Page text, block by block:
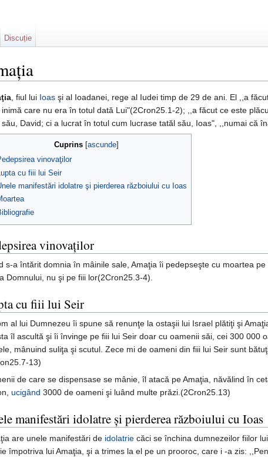
, fiul lui Ioas şi al Ioadanei, rege al Iudei timp de 29 de ani. El ,,a
inimă care nu era în totul dată Lui"(2Cron25.1-2); ,,a făcut ce este
său, David; ci a lucrat în totul cum lucrase tatăl său, Ioas", ,,numai că
Cuprins ascunde
vinovaţilor
Lupta cu fiii lui Seir
manifestări idolatre şi pierderea războiului cu Ioas
vinovaţilor
s-a întărit domnia în mâinile sale, Amaţia îi pedepseşte cu moartea pe
Domnului, nu şi pe fiii lor(2Cron25.3-4).
cu fiii lui Seir
al lui Dumnezeu îi spune să renunţe la ostaşii lui Israel plătiţi şi
îl ascultă şi îi învinge pe fiii lui Seir doar cu oamenii săi, cei 300 000
mânuind suliţa şi scutul. Zece mi de oameni din fiii lui Seir sunt
13)
de care se dispensase se mânie, îl atacă pe Amaţia, năvălind în
ucigând 3000 de oameni şi luând multe prăzi.(2Cron25.13)
manifestări idolatre şi pierderea războiului cu Ioas
are unele manifestări de idolatrie căci se închina dumnezeilor fiilor
împotriva lui Amaţia, şi a trimes la el pe un prooroc, care i -a zis:
Discuție